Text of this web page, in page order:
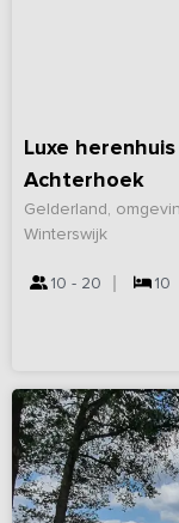
Luxe
Achterhoek
Gelderland,
Winterswijk
10 - 20 10